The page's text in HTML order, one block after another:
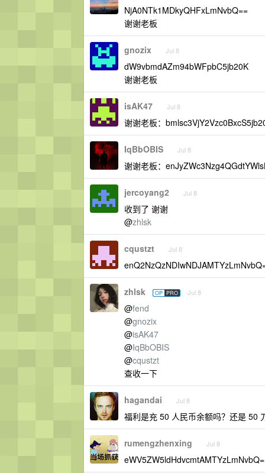
NjA0NTk1MDkyQHFxLmNvbQ==
谢谢老板
gnozix Jul 8
dW9vbmdAZm94bWFpbC5jb20K
谢谢老板
isAK47 Jul 8
谢谢老板：
IqBbOBIS Jul 8
谢谢老板：
jercoyang2 Jul 8
收到了 谢谢
@zhlsk
cqustzt Jul 8
zhlsk OP PRO Jul 8
@fend
@gnozix
@isAK47
@IqBbOBIS
@cqustzt
查收一下
hagandai Jul 8
福利是充 50 人民币余额吗？还是 50
rumengzhenxing Jul 8